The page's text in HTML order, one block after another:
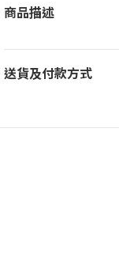
商品描述
送貨及付款方式